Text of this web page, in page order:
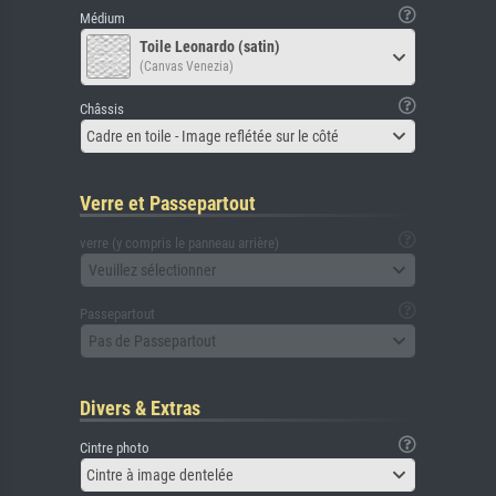
Médium
Toile Leonardo (satin)
(Canvas Venezia)
Châssis
Cadre en toile - Image reflétée sur le côté
Verre et Passepartout
verre (y compris le panneau arrière)
Veuillez sélectionner
Passepartout
Pas de Passepartout
Divers & Extras
Cintre photo
Cintre à image dentelée